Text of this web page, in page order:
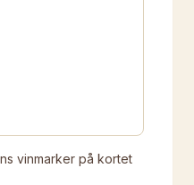
vinmarker på kortet